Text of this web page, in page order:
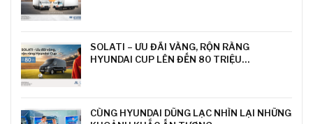
SOLATI – ƯU ĐÃI VÀNG, RỘN RÀNG
HYUNDAI CUP LÊN ĐẾN 80 TRIỆU…
CÙNG HYUNDAI DŨNG LẠC NHÌN LẠI NHỮNG